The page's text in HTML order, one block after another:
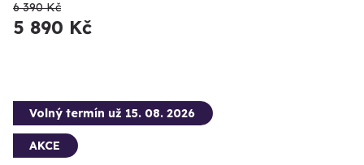
6 390 Kč
5 890 Kč
Volný termín už 15. 08. 2026
AKCE